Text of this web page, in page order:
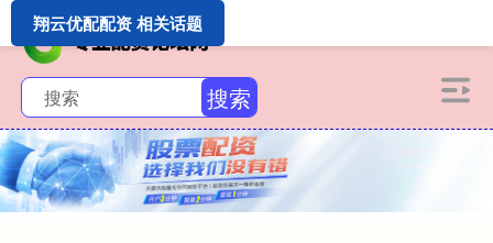
搜索
翔云优配配资 相关话题